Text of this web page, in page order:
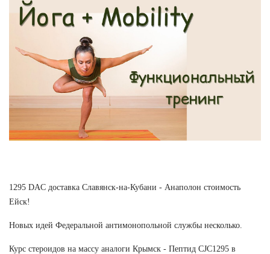
1295 DAC доставка Славянск-на-Кубани - Анаполон стоимость
Ейск!
Новых идей Федеральной антимонопольной службы несколько.
Курс стероидов на массу аналоги Крымск - Пептид CJC1295 в